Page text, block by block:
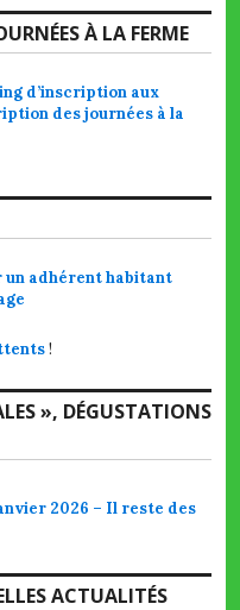
À LA FERME
d’inscription aux
des journées à la
adhérent habitant
!
», DÉGUSTATIONS
2026 – Il reste des
ACTUALITÉS